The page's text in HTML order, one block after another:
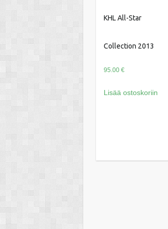
KHL All-Star
Collection 2013
95.00 €
Lisää ostoskoriin